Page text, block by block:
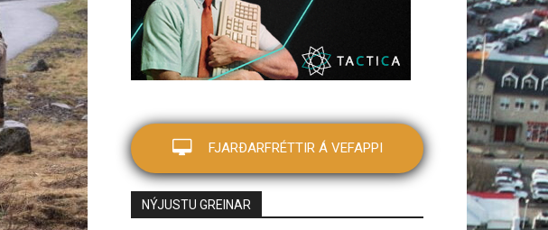
FJARÐARFRÉTTIR Á VEFAPPI
NÝJUSTU GREINAR